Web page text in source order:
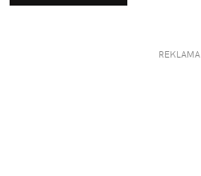
REKLAMA